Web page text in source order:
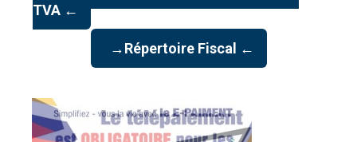
TVA ←
→Répertoire Fiscal ←